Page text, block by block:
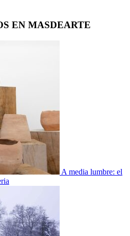
EN MASDEARTE
A media lumbre: el